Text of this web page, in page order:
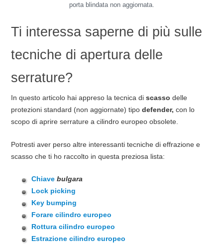
porta blindata non aggiornata.
Ti interessa saperne di più sulle
tecniche di apertura delle
serrature?
In questo articolo hai appreso la tecnica di scasso delle
protezioni standard (non aggiornate) tipo defender, con lo
scopo di aprire serrature a cilindro europeo obsolete.
Potresti aver perso altre interessanti tecniche di effrazione e
scasso che ti ho raccolto in questa preziosa lista:
Chiavebulgara
Lock picking
Key bumping
Forare cilindro europeo
Rottura cilindro europeo
Estrazione cilindro europeo